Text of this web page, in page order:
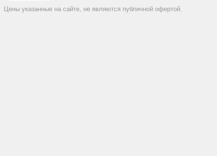
Цены указанные на сайте, не являются публичной офертой.